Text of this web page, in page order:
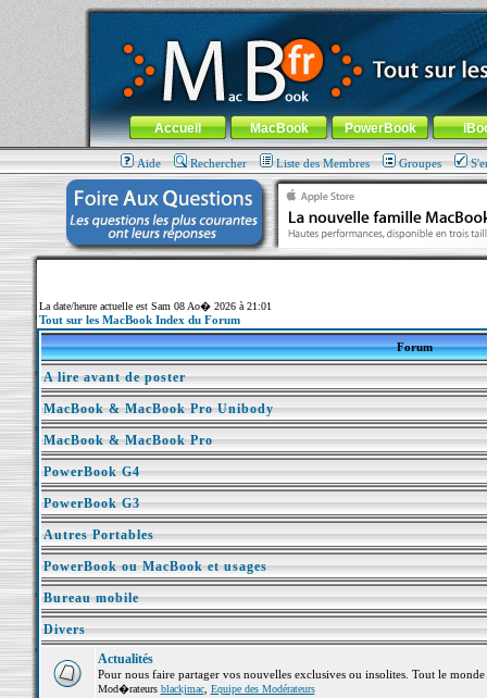
MacBook-fr.com : 100% Apple... 100% nomade !
Aller au contenu-Aller au menu général-Aller au menu de
Menu général
Accueil MacBook PowerBook
Aide Rechercher Liste des Membres Groupes
La date/heure actuelle est Sam 08 Ao� 2026 à 21:01
Tout sur les MacBook Index du Forum
Forum
A lire avant de poster
MacBook & MacBook Pro Unibody
MacBook & MacBook Pro
PowerBook G4
PowerBook G3
Autres Portables
PowerBook ou MacBook et usages
Bureau mobile
Divers
Actualités
Pour nous faire partager vos nouvelles exclusives ou insolites. Tout le
Mod�rateurs blackjmac, Equipe des Modérateurs